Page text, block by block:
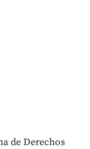
de Derechos